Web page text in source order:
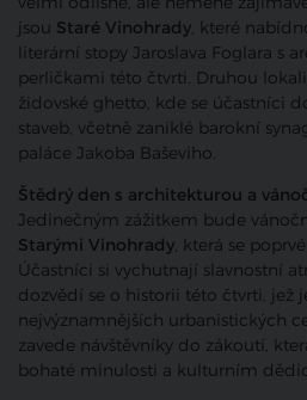
jsou Staré Vinohrady, které
literární stopy Jaroslava Foglara s
perličkami této čtvrti. Druhou
židovské ghetto, kde se účastníci
staveb, včetně zaniklé barokní
paláce Jakoba Baševiho.
Štědrý den s architekturou a
Jedinečným zážitkem bude
Starými Vinohrady, která se
Účastníci si vychutnají slavnostní
dozvědí se o historii této čtvrti, jež
nejvýznamnějších urbanistických
zavede návštěvníky do zákoutí,
bohaté minulosti a kulturním